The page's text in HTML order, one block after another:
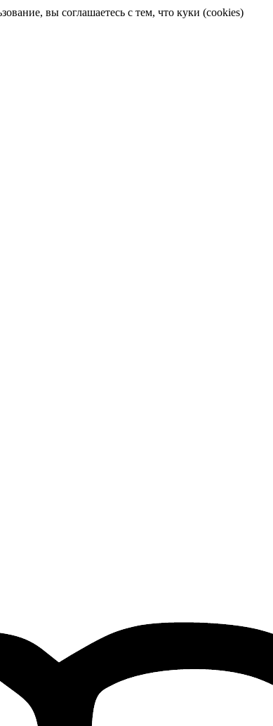
вы соглашаетесь с тем, что куки (cookies)